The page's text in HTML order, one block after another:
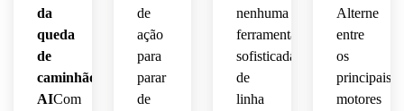
da
queda
de
caminhão
AICom
de
ação
para
parar
de
nenhuma
ferramenta
sofisticada
de
linha
Alterne
entre
os
principais
motores